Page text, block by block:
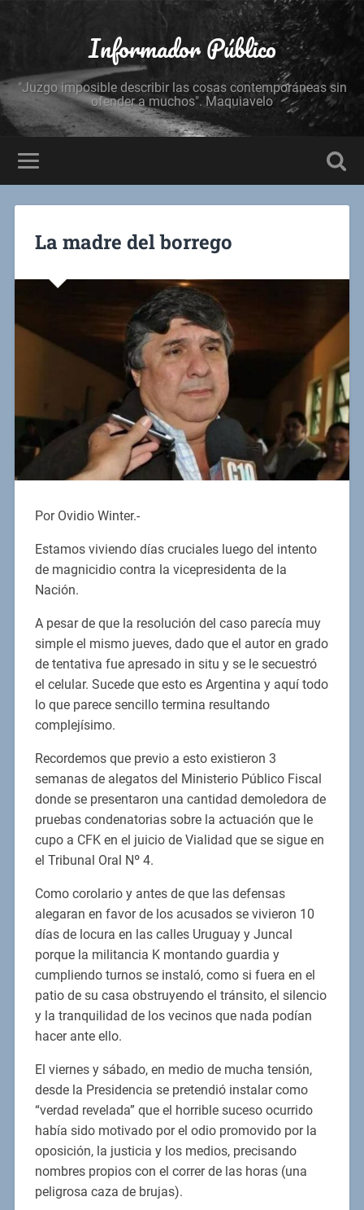
Informador Público
"Juzgo imposible describir las cosas contemporáneas sin
ofender a muchos". Maquiavelo
La madre del borrego
Por Ovidio Winter.-
Estamos viviendo días cruciales luego del intento
de magnicidio contra la vicepresidenta de la
Nación.
A pesar de que la resolución del caso parecía muy
simple el mismo jueves, dado que el autor en grado
de tentativa fue apresado in situ y se le secuestró
el celular. Sucede que esto es Argentina y aquí todo
lo que parece sencillo termina resultando
complejísimo.
Recordemos que previo a esto existieron 3
semanas de alegatos del Ministerio Público Fiscal
donde se presentaron una cantidad demoledora de
pruebas condenatorias sobre la actuación que le
cupo a CFK en el juicio de Vialidad que se sigue en
el Tribunal Oral Nº 4.
Como corolario y antes de que las defensas
alegaran en favor de los acusados se vivieron 10
días de locura en las calles Uruguay y Juncal
porque la militancia K montando guardia y
cumpliendo turnos se instaló, como si fuera en el
patio de su casa obstruyendo el tránsito, el silencio
y la tranquilidad de los vecinos que nada podían
hacer ante ello.
El viernes y sábado, en medio de mucha tensión,
desde la Presidencia se pretendió instalar como
“verdad revelada” que el horrible suceso ocurrido
había sido motivado por el odio promovido por la
oposición, la justicia y los medios, precisando
nombres propios con el correr de las horas (una
peligrosa caza de brujas).